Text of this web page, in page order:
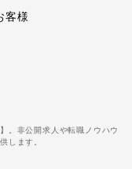
客様
。非公開求人や転職ノウハウ
します。